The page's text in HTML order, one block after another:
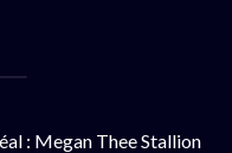
: Megan Thee Stallion